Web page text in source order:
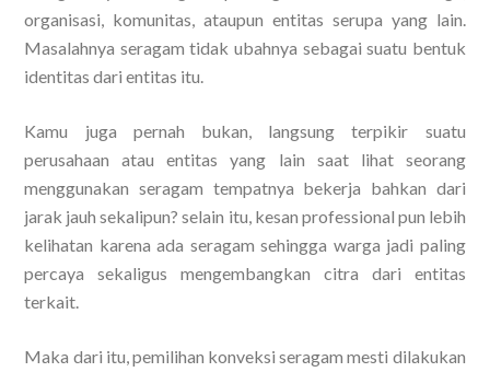
organisasi, komunitas, ataupun entitas serupa yang lain.
Masalahnya seragam tidak ubahnya sebagai suatu bentuk
identitas dari entitas itu.
Kamu juga pernah bukan, langsung terpikir suatu
perusahaan atau entitas yang lain saat lihat seorang
menggunakan seragam tempatnya bekerja bahkan dari
jarak jauh sekalipun? selain itu, kesan professional pun lebih
kelihatan karena ada seragam sehingga warga jadi paling
percaya sekaligus mengembangkan citra dari entitas
terkait.
Maka dari itu, pemilihan konveksi seragam mesti dilakukan